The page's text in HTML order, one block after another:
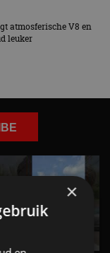
atmosferische V8 en
leuker
×